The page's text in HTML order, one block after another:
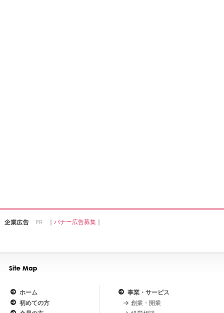
｜ バナー広告募集 ｜
ホーム
初めての方
事業・サービス
創業・開業